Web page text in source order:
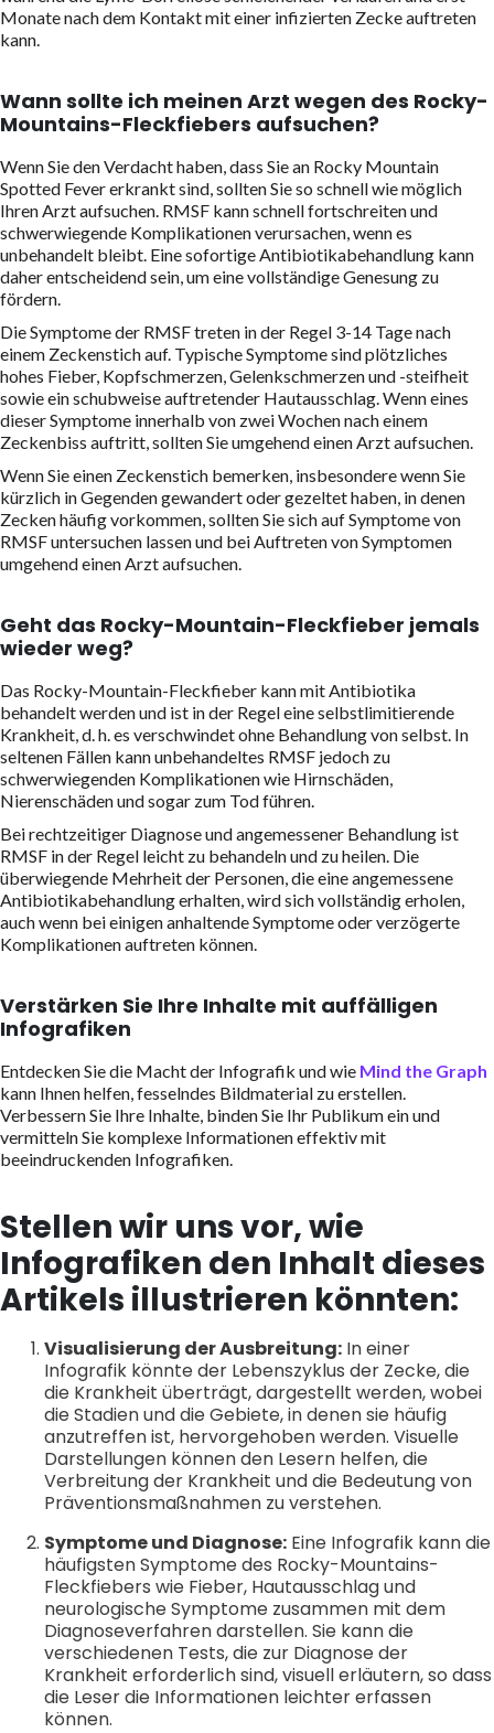
Monate nach dem Kontakt mit einer infizierten Zecke auftreten
kann.
Wann sollte ich meinen Arzt wegen des Rocky-
Mountains-Fleckfiebers aufsuchen?
Wenn Sie den Verdacht haben, dass Sie an Rocky Mountain
Spotted Fever erkrankt sind, sollten Sie so schnell wie möglich
Ihren Arzt aufsuchen. RMSF kann schnell fortschreiten und
schwerwiegende Komplikationen verursachen, wenn es
unbehandelt bleibt. Eine sofortige Antibiotikabehandlung kann
daher entscheidend sein, um eine vollständige Genesung zu
fördern.
Die Symptome der RMSF treten in der Regel 3-14 Tage nach
einem Zeckenstich auf. Typische Symptome sind plötzliches
hohes Fieber, Kopfschmerzen, Gelenkschmerzen und -steifheit
sowie ein schubweise auftretender Hautausschlag. Wenn eines
dieser Symptome innerhalb von zwei Wochen nach einem
Zeckenbiss auftritt, sollten Sie umgehend einen Arzt aufsuchen.
Wenn Sie einen Zeckenstich bemerken, insbesondere wenn Sie
kürzlich in Gegenden gewandert oder gezeltet haben, in denen
Zecken häufig vorkommen, sollten Sie sich auf Symptome von
RMSF untersuchen lassen und bei Auftreten von Symptomen
umgehend einen Arzt aufsuchen.
Geht das Rocky-Mountain-Fleckfieber jemals
wieder weg?
Das Rocky-Mountain-Fleckfieber kann mit Antibiotika
behandelt werden und ist in der Regel eine selbstlimitierende
Krankheit, d. h. es verschwindet ohne Behandlung von selbst. In
seltenen Fällen kann unbehandeltes RMSF jedoch zu
schwerwiegenden Komplikationen wie Hirnschäden,
Nierenschäden und sogar zum Tod führen.
Bei rechtzeitiger Diagnose und angemessener Behandlung ist
RMSF in der Regel leicht zu behandeln und zu heilen. Die
überwiegende Mehrheit der Personen, die eine angemessene
Antibiotikabehandlung erhalten, wird sich vollständig erholen,
auch wenn bei einigen anhaltende Symptome oder verzögerte
Komplikationen auftreten können.
Verstärken Sie Ihre Inhalte mit auffälligen
Infografiken
Entdecken Sie die Macht der Infografik und wie Mind the Graph
kann Ihnen helfen, fesselndes Bildmaterial zu erstellen.
Verbessern Sie Ihre Inhalte, binden Sie Ihr Publikum ein und
vermitteln Sie komplexe Informationen effektiv mit
beeindruckenden Infografiken.
Stellen wir uns vor, wie
Infografiken den Inhalt dieses
Artikels illustrieren könnten:
Visualisierung der Ausbreitung: In einer
Infografik könnte der Lebenszyklus der Zecke, die
die Krankheit überträgt, dargestellt werden, wobei
die Stadien und die Gebiete, in denen sie häufig
anzutreffen ist, hervorgehoben werden. Visuelle
Darstellungen können den Lesern helfen, die
Verbreitung der Krankheit und die Bedeutung von
Präventionsmaßnahmen zu verstehen.
Symptome und Diagnose: Eine Infografik kann die
häufigsten Symptome des Rocky-Mountains-
Fleckfiebers wie Fieber, Hautausschlag und
neurologische Symptome zusammen mit dem
Diagnoseverfahren darstellen. Sie kann die
verschiedenen Tests, die zur Diagnose der
Krankheit erforderlich sind, visuell erläutern, so dass
die Leser die Informationen leichter erfassen
können.